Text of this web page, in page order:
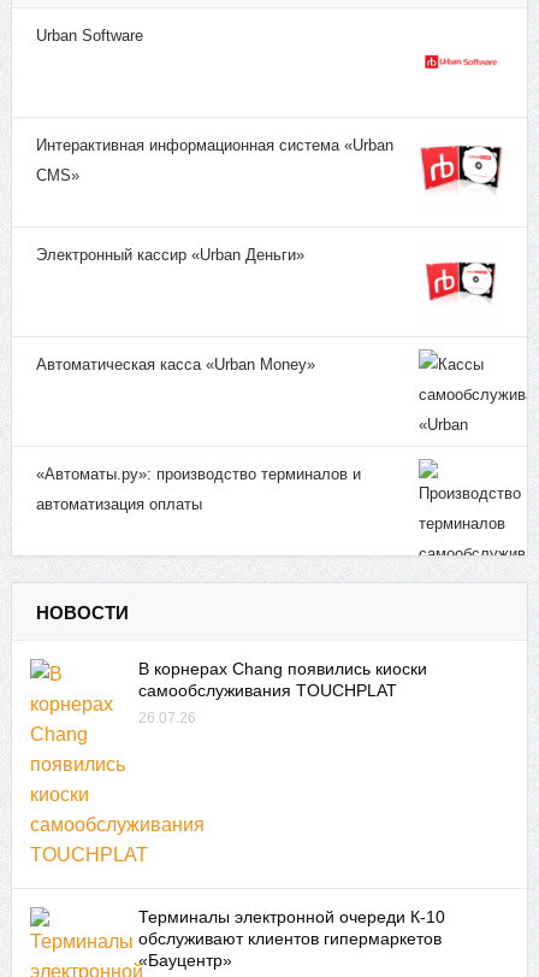
Urban Software
Интерактивная информационная система «Urban
CMS»
Электронный кассир «Urban Деньги»
Автоматическая касса «Urban Money»
«Автоматы.ру»: производство терминалов и
автоматизация оплаты
НОВОСТИ
В корнерах Chang появились киоски
самообслуживания TOUCHPLAT
26.07.26
Терминалы электронной очереди К-10
обслуживают клиентов гипермаркетов
«Бауцентр»